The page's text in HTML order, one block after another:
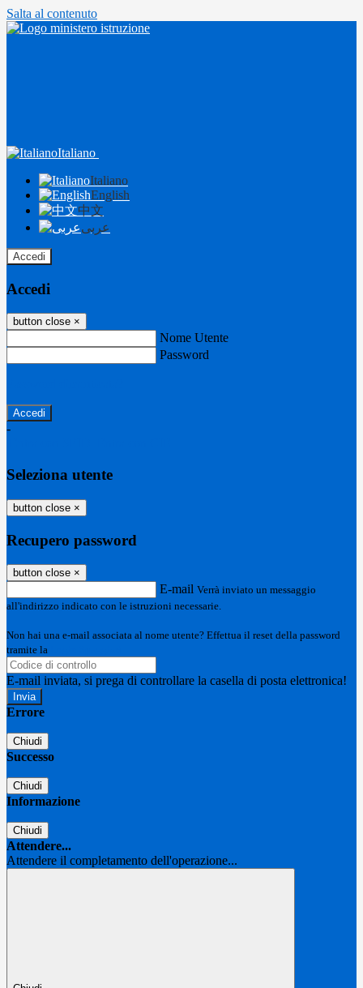
Salta al contenuto
Italiano
Italiano
English
中文
عربى
Accedi
Accedi
button close ×
Nome Utente
Password
-
Seleziona utente
button close ×
Recupero password
button close ×
E-mail Verrà inviato un messaggio
all'indirizzo indicato con le istruzioni necessarie.
Non hai una e-mail associata al nome utente? Effettua il reset della password
tramite la
E-mail inviata, si prega di controllare la casella di posta elettronica!
Errore
Chiudi
Successo
Chiudi
Informazione
Chiudi
Attendere...
Attendere il completamento dell'operazione...